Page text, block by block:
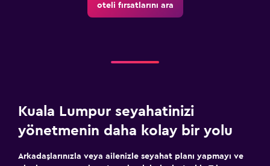
oteli fırsatlarını ara
Kuala Lumpur seyahatinizi
yönetmenin daha kolay bir yolu
Arkadaşlarınızla veya ailenizle seyahat planı yapmayı ve